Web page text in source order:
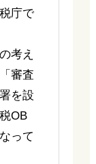
庁で
考え
審査
を設
OB
って